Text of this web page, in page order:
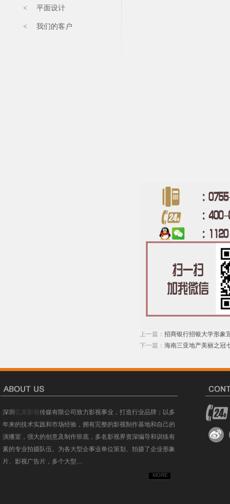
< 平面设计
< 我们的客户
上一篇： 招商银行招银大学形象
下一篇： 海南三亚地产美丽之冠
深圳 亿美影视传媒有限公司致力影视事业，打造行业品牌；以多
年来的技术实践和市场经验，拥有完整的影视制作基地和自己的
演播室，强大的创意及制作班底，多名影视界资深编导和训练有
素的专业拍摄队伍。为各大型企事业单位策划、拍摄了企业形象
片、影视广告片，多个大型....
MORE